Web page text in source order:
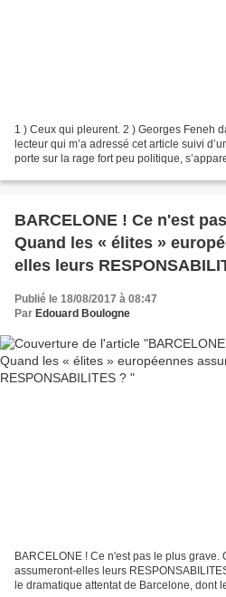
1 ) Ceux qui pleurent. 2 ) Georges Feneh dans ses
lecteur qui m’a adressé cet article suivi
porte sur la rage fort peu politique,
BARCELONE ! Ce n'est
Quand les « élites »
elles leurs
Publié le 18/08/2017 à 08:47
Par Edouard Boulogne
BARCELONE ! Ce n'est pas le plus
assumeront-elles leurs
le dramatique attentat de Barcelone, dont